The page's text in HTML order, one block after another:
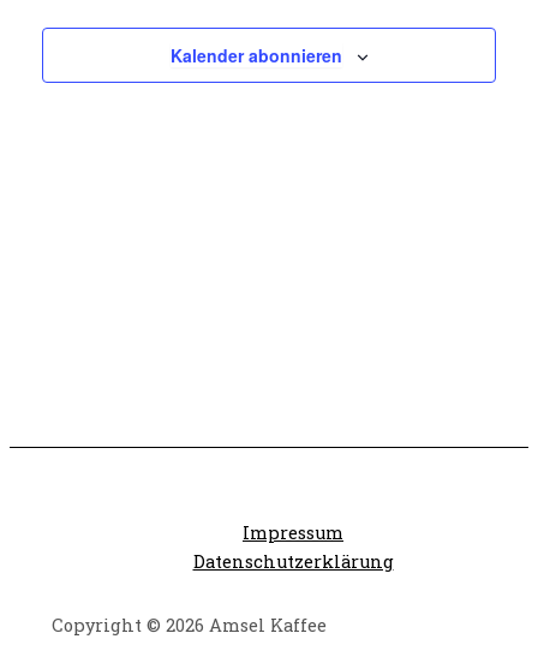
Kalender abonnieren
Impressum
Datenschutzerklärung
Copyright © 2026 Amsel Kaffee